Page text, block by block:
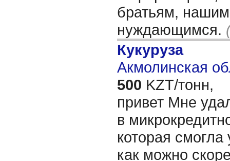
братьям,
нуждающимся.
Кукуруза
Акмолинская
500 KZT/тонн,
привет Мне
в
которая
как можно